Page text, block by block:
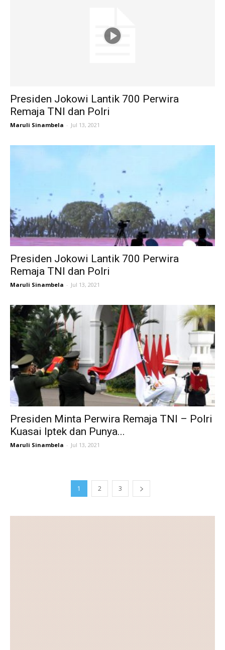
Presiden Jokowi Lantik 700 Perwira
Remaja TNI dan Polri
Maruli Sinambela - Jul 13, 2021
Presiden Jokowi Lantik 700 Perwira
Remaja TNI dan Polri
Maruli Sinambela - Jul 13, 2021
Presiden Minta Perwira Remaja TNI – Polri
Kuasai Iptek dan Punya...
Maruli Sinambela - Jul 13, 2021
1 2 3